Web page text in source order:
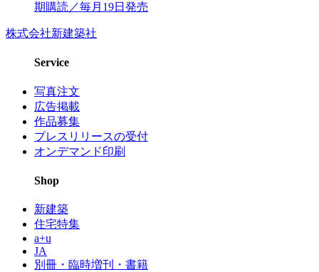
期購読／毎月19日発売
株式会社新建築社
Service
写真注文
広告掲載
作品募集
プレスリリースの受付
オンデマンド印刷
Shop
新建築
住宅特集
a+u
JA
別冊・臨時増刊・書籍